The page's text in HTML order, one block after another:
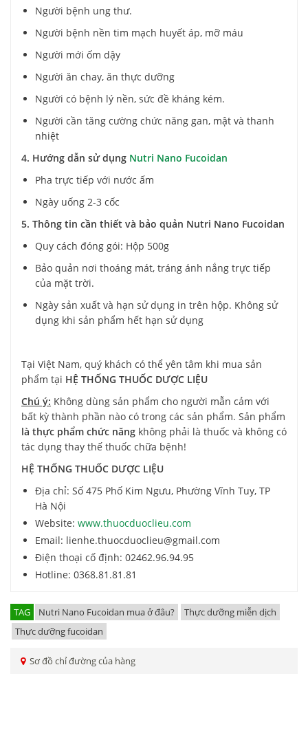
Người bệnh ung thư.
Người bệnh nền tim mạch huyết áp, mỡ máu
Người mới ốm dậy
Người ăn chay, ăn thực dưỡng
Người có bệnh lý nền, sức đề kháng kém.
Người cần tăng cường chức năng gan, mật và thanh
nhiệt
4. Hướng dẫn sử dụng Nutri Nano Fucoidan
Pha trực tiếp với nước ấm
Ngày uống 2-3 cốc
5. Thông tin cần thiết và bảo quản Nutri Nano Fucoidan
Quy cách đóng gói: Hộp 500g
Bảo quản nơi thoáng mát, tráng ánh nắng trực tiếp
của mặt trời.
Ngày sản xuất và hạn sử dụng in trên hộp. Không sử
dụng khi sản phẩm hết hạn sử dụng
Tại Việt Nam, quý khách có thể yên tâm khi mua sản
phẩm tại HỆ THỐNG THUỐC DƯỢC LIỆU
Chú ý: Không dùng sản phẩm cho người mẫn cảm với
bất kỳ thành phần nào có trong các sản phẩm. Sản phẩm
là thực phẩm chức năng không phải là thuốc và không có
tác dụng thay thế thuốc chữa bệnh!
HỆ THỐNG THUỐC DƯỢC LIỆU
Địa chỉ: Số 475 Phố Kim Ngưu, Phường Vĩnh Tuy, TP
Hà Nội
Website: www.thuocduoclieu.com
Email: lienhe.thuocduoclieu@gmail.com
Điện thoại cố định: 02462.96.94.95
Hotline: 0368.81.81.81
TAG Nutri Nano Fucoidan mua ở đâu?
Thực dưỡng miễn dịch
Thực dưỡng fucoidan
Sơ đồ chỉ đường của hàng